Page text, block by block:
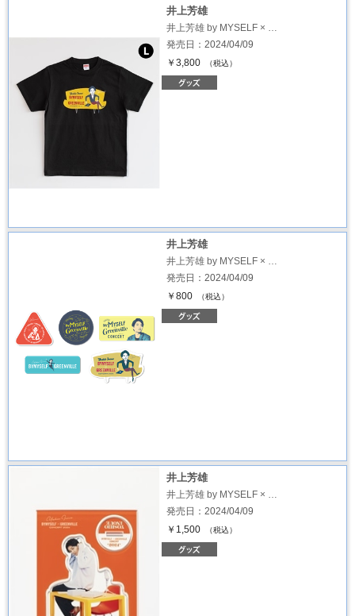
井上芳雄
井上芳雄 by MYSELF × …
発売日：2024/04/09
￥3,800
（税込）
井上芳雄
井上芳雄 by MYSELF × …
発売日：2024/04/09
￥800
（税込）
井上芳雄
井上芳雄 by MYSELF × …
発売日：2024/04/09
￥1,500
（税込）